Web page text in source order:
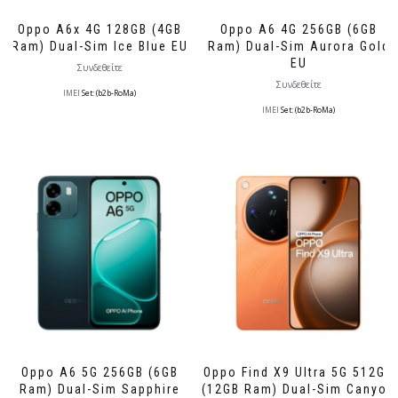
Oppo A6x 4G 128GB (4GB
Ram) Dual-Sim Ice Blue EU
Συνδεθείτε
IMEI Set: (b2b-RoMa)
Oppo A6 4G 256GB (6GB
Ram) Dual-Sim Aurora Gold
EU
Συνδεθείτε
IMEI Set: (b2b-RoMa)
Oppo A6 5G 256GB (6GB
Ram) Dual-Sim Sapphire
Oppo Find X9 Ultra 5G 512GB
(12GB Ram) Dual-Sim Canyon